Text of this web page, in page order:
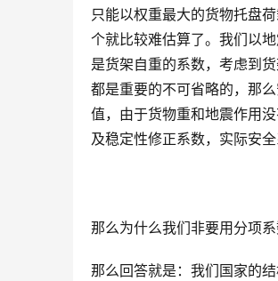
只能以权重最大的货物托盘
个就比较难估算了。我们以
是货架自重的系数，考虑到
都是重要的不可省略的，那
值，由于货物重和地震作用
及稳定性修正系数，实际安
那么为什么我们非要用分项
那么回答就是：我们国家的